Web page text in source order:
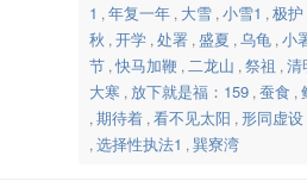
1 , 年复一年 , 大雪 , 小雪1 , 极护
秋 , 开学 , 处署 , 盛夏 , 乌龟 , 小
节 , 快马加鞭 , 二龙山 , 祭祖 , 清
大寒 , 放下就是福：159 , 蚕食 ,
, 期待着 , 看不见太阳 , 形同虚设
, 选择性执法1 , 巽寮湾